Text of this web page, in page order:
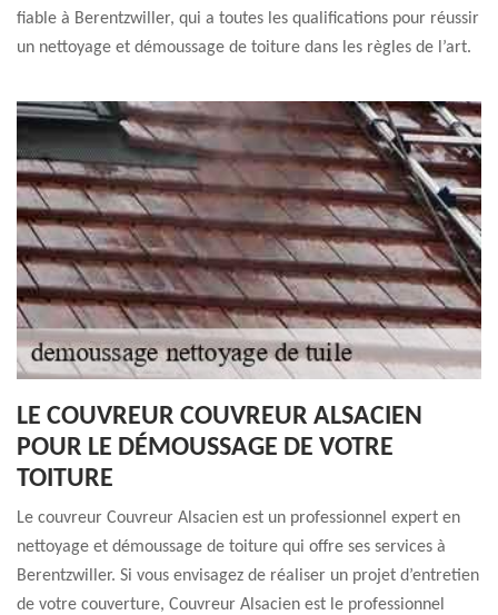
fiable à Berentzwiller, qui a toutes les qualifications pour réussir
un nettoyage et démoussage de toiture dans les règles de l’art.
LE COUVREUR COUVREUR ALSACIEN
POUR LE DÉMOUSSAGE DE VOTRE
TOITURE
Le couvreur Couvreur Alsacien est un professionnel expert en
nettoyage et démoussage de toiture qui offre ses services à
Berentzwiller. Si vous envisagez de réaliser un projet d’entretien
de votre couverture, Couvreur Alsacien est le professionnel